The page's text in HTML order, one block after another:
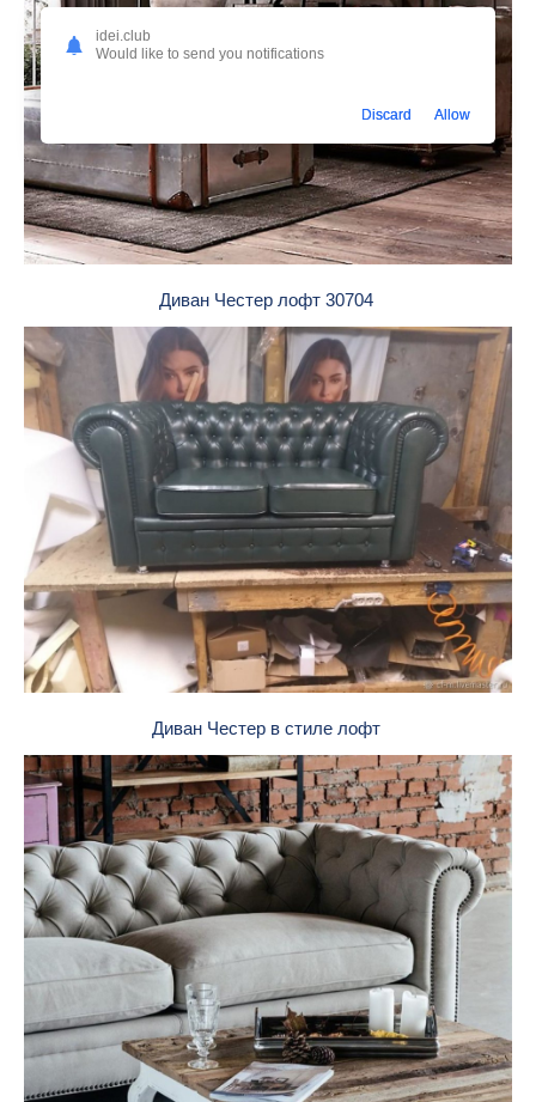
Диван Честер лофт 30704
Диван Честер в стиле лофт
idei.club
Would like to send you notifications
Discard Allow